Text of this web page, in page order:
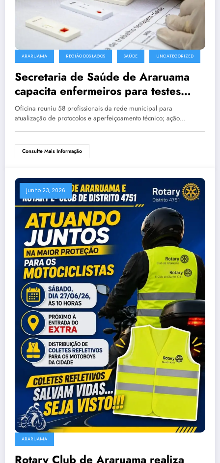
ARARUAMA REGIÃO DOS LAGOS SAÚDE UNCATEGORIZED
Secretaria de Saúde de Araruama
capacita enfermeiros para testes
rápidos de HIV, sífilis e hepatites
Oficina reuniu 58 profissionais da rede municipal para
atualização de protocolos e aperfeiçoamento técnico; ação…
Consulte Mais Informação
junho 23, 2026
ARARUAMA
Rotary Club de Araruama realiza